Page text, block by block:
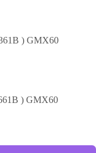
) GMX60
) GMX60